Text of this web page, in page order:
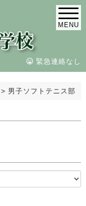
MENU
緊急連絡なし
> 男子ソフトテニス部